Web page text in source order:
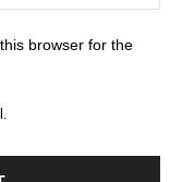
browser for the